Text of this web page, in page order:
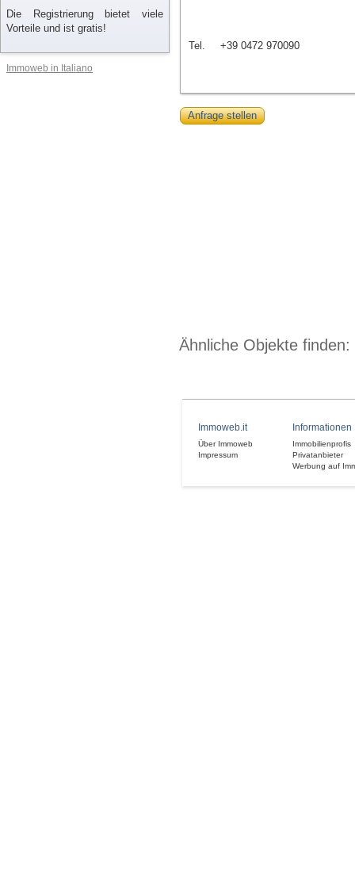
Die Registrierung bietet viele
Vorteile und ist gratis!
Immoweb in Italiano
Tel. +39 0472 970090
Anfrage stellen
Ähnliche Objekte finden:
Immoweb.it
Über Immoweb
Impressum
Informationen
Immobilienprofis
Privatanbieter
Werbung auf